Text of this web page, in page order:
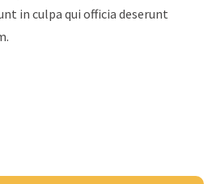
in culpa qui officia deserunt